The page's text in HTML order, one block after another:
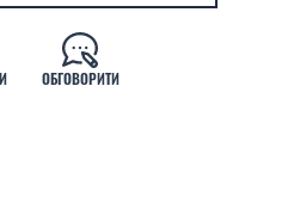
ОБГОВОРИТИ